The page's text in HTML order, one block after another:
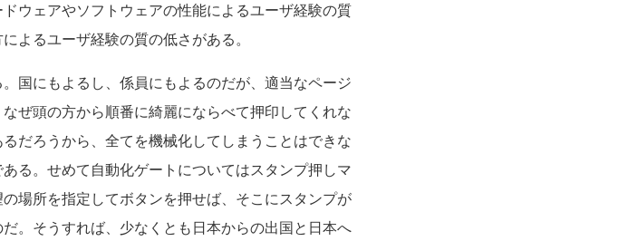
ウェアやソフトウェアの性能によるユーザ経験の質
よるユーザ経験の質の低さがある。
国にもよるし、係員にもよるのだが、適当なページ
ぜ頭の方から順番に綺麗にならべて押印してくれな
だろうから、全てを機械化してしまうことはできな
る。せめて自動化ゲートについてはスタンプ押しマ
場所を指定してボタンを押せば、そこにスタンプが
。そうすれば、少なくとも日本からの出国と日本へ